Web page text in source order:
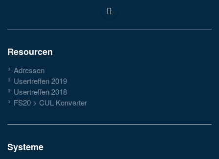
Resourcen
Adressen
Usertreffen 2019
Usertreffen 2018
FS20 > CUL Konverter
Systeme